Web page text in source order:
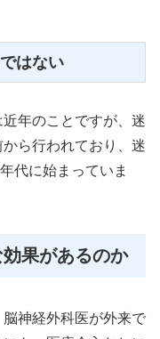
はない
年のことですが、迷
ら行われており、迷
代に始まっていま
果があるのか
神経外科医が外来で